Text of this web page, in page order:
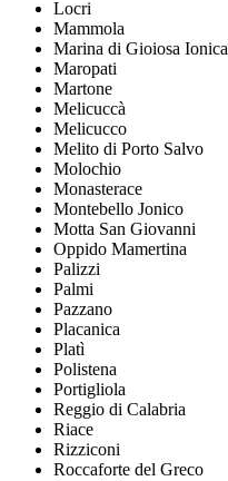
Locri
Mammola
Marina di Gioiosa Ionica
Maropati
Martone
Melicuccà
Melicucco
Melito di Porto Salvo
Molochio
Monasterace
Montebello Jonico
Motta San Giovanni
Oppido Mamertina
Palizzi
Palmi
Pazzano
Placanica
Platì
Polistena
Portigliola
Reggio di Calabria
Riace
Rizziconi
Roccaforte del Greco